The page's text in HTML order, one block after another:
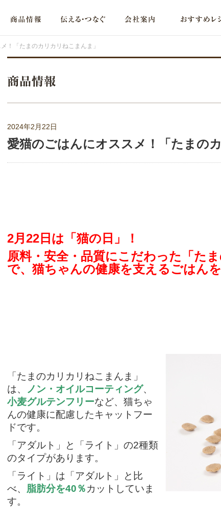
！「たまのカリカリねこまんま」
2024年2月22日
愛猫のごはんにオススメ！「たまの
2月22日は「猫の日」！
原料・安全・品質にこだわった「た
で、猫ちゃんの健康を支えるごはん
「たまのカリカリねこまんま」
は、
ノン・オイルコーティング、
小麦グルテンフリーなど、猫ちゃ
んの健康に配慮したキャットフー
ドです。
「アダルト」と「ライト」の2種類
のタイプがあります。
「ライト」は「アダルト」と比
べ、 脂肪分を40％カットしていま
す。